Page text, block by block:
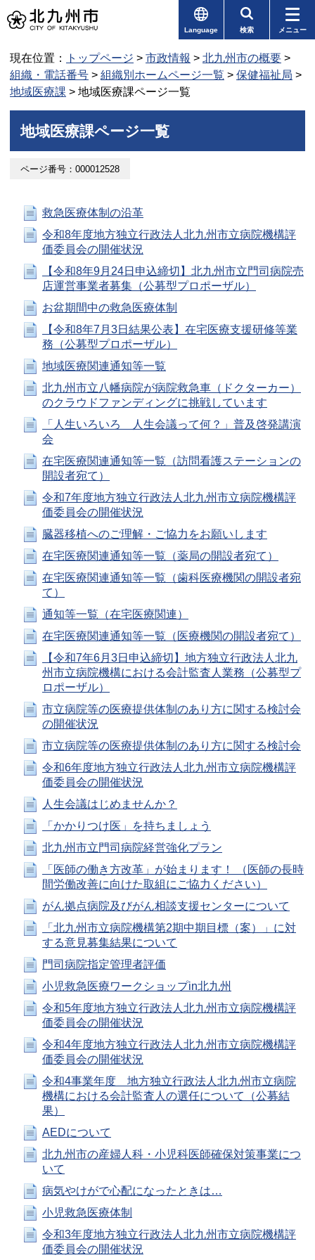
Language 検索 メニュー
現在位置： トップページ > 市政情報 > 北九州市の概要 >
組織・電話番号 > 組織別ホームページ一覧 > 保健福祉局 >
地域医療課 > 地域医療課ページ一覧
地域医療課ページ一覧
ページ番号：000012528
救急医療体制の沿革
令和8年度地方独立行政法人北九州市立病院機構評
価委員会の開催状況
【令和8年9月24日申込締切】北九州市立門司病院売
店運営事業者募集（公募型プロポーザル）
お盆期間中の救急医療体制
【令和8年7月3日結果公表】在宅医療支援研修等業
務（公募型プロポーザル）
地域医療関連通知等一覧
北九州市立八幡病院が病院救急車（ドクターカー）
のクラウドファンディングに挑戦しています
「人生いろいろ 人生会議って何？」普及啓発講演
会
在宅医療関連通知等一覧（訪問看護ステーションの
開設者宛て）
令和7年度地方独立行政法人北九州市立病院機構評
価委員会の開催状況
臓器移植へのご理解・ご協力をお願いします
在宅医療関連通知等一覧（薬局の開設者宛て）
在宅医療関連通知等一覧（歯科医療機関の開設者宛
て）
通知等一覧（在宅医療関連）
在宅医療関連通知等一覧（医療機関の開設者宛て）
【令和7年6月3日申込締切】地方独立行政法人北九
州市立病院機構における会計監査人業務（公募型プ
ロポーザル）
市立病院等の医療提供体制のあり方に関する検討会
の開催状況
市立病院等の医療提供体制のあり方に関する検討会
令和6年度地方独立行政法人北九州市立病院機構評
価委員会の開催状況
人生会議はじめませんか？
「かかりつけ医」を持ちましょう
北九州市立門司病院経営強化プラン
「医師の働き方改革」が始まります！ （医師の長時
間労働改善に向けた取組にご協力ください）
がん拠点病院及びがん相談支援センターについて
「北九州市立病院機構第2期中期目標（案）」に対
する意見募集結果について
門司病院指定管理者評価
小児救急医療ワークショップin北九州
令和5年度地方独立行政法人北九州市立病院機構評
価委員会の開催状況
令和4年度地方独立行政法人北九州市立病院機構評
価委員会の開催状況
令和4事業年度 地方独立行政法人北九州市立病院
機構における会計監査人の選任について（公募結
果）
AEDについて
北九州市の産婦人科・小児科医師確保対策事業につ
いて
病気やけがで心配になったときは…
小児救急医療体制
令和3年度地方独立行政法人北九州市立病院機構評
価委員会の開催状況